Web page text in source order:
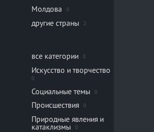
Молдова 0
другие страны 2
все категории 0
Искусство и творчество
0
Социальные темы 0
Происшествия 0
Природные явления и
катаклизмы
0